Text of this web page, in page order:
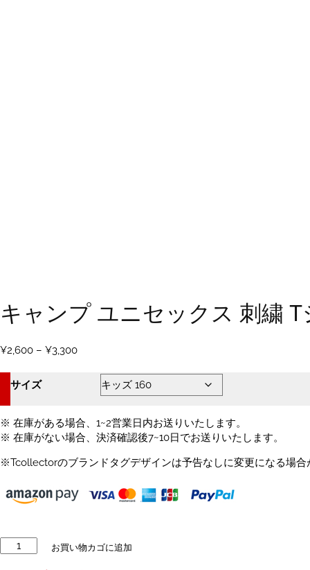
キャンプ ユニセックス 刺繍 T
¥2,600 – ¥3,300価
¥2,600
¥3,300
サイズ
※ 在庫がある場合、1~2営業日内お送りいたします。
※ 在庫がない場合、決済確認後7~10日でお送りいたします。
※Tcollectorのブランドタグデザインは予告なしに変更になる場合
ャ
お買い物カゴに追加